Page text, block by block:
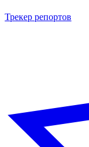
Трекер репортов